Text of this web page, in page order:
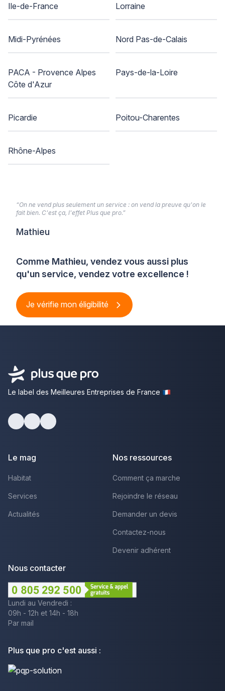
Ile-de-France Lorraine
Midi-Pyrénées Nord Pas-de-Calais
PACA - Provence Alpes
Côte d'Azur
Pays-de-la-Loire
Picardie Poitou-Charentes
Rhône-Alpes
Comme Mathieu, vendez vous aussi plus
qu'un service, vendez votre excellence !
Je vérifie mon éligibilité
“On ne vend plus seulement un service : on vend la preuve qu'on le
fait bien. C'est ça, l'effet Plus que pro.”
Mathieu
Le label des Meilleures Entreprises de France
Le mag
Habitat
Services
Actualités
Nos ressources
Comment ça marche
Rejoindre le réseau
Demander un devis
Contactez-nous
Devenir adhérent
Nous contacter
Lundi au Vendredi :
09h - 12h et 14h - 18h
Par mail
Plus que pro c'est aussi :